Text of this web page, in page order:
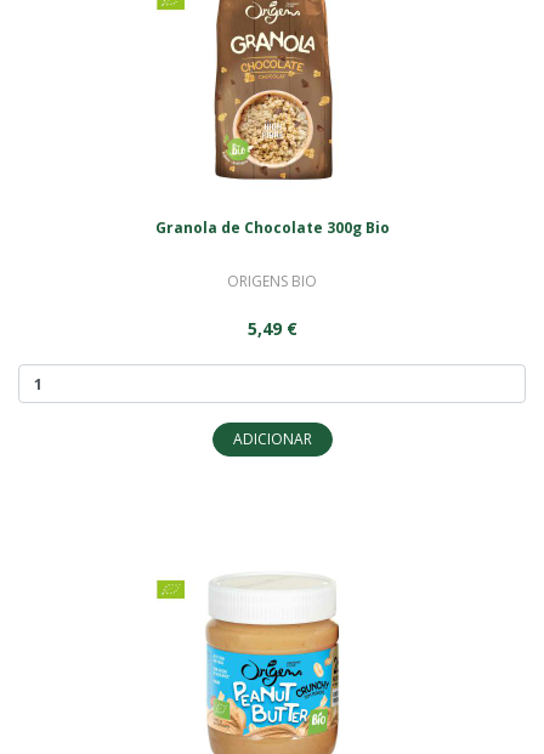
Granola de Chocolate 300g Bio
ORIGENS BIO
5,49 €
ADICIONAR